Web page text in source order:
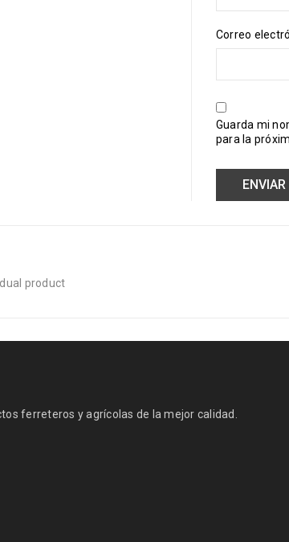
Correo
Guarda mi
para la
product
ferreteros y agrícolas de la mejor calidad.